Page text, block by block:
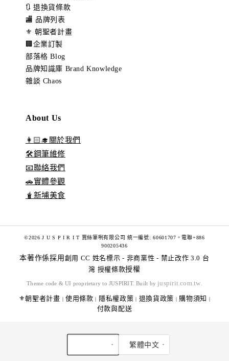
🔃 退換貨條款
🏬 品牌列表
⚜️ 朝聖者計畫
🏢企業訂製
部落格 Blog
品牌知識庫 Brand Knowledge
雜談 Chaos
About Us
👩🏻‍🎓關於我們
🛠️鋼筆維修
📧聯絡我們
🚗實體參觀
🧋新埔美食
©2026 J U S P I R I T 賈絲筆咧有限公司 統一編號: 60601707。電聯+886
900205436
本著作係採用 創用 CC 姓名標示 - 非商業性 - 禁止改作 3.0 台
灣 授權條款授權
Theme code & UI proprietary to JUSPIRIT. Built by juspirit.com.tw
⚜️朝聖者計畫 | 使用條款 | 隱私權政策 | 退換貨政策 | 購物須知 |
付款與配送